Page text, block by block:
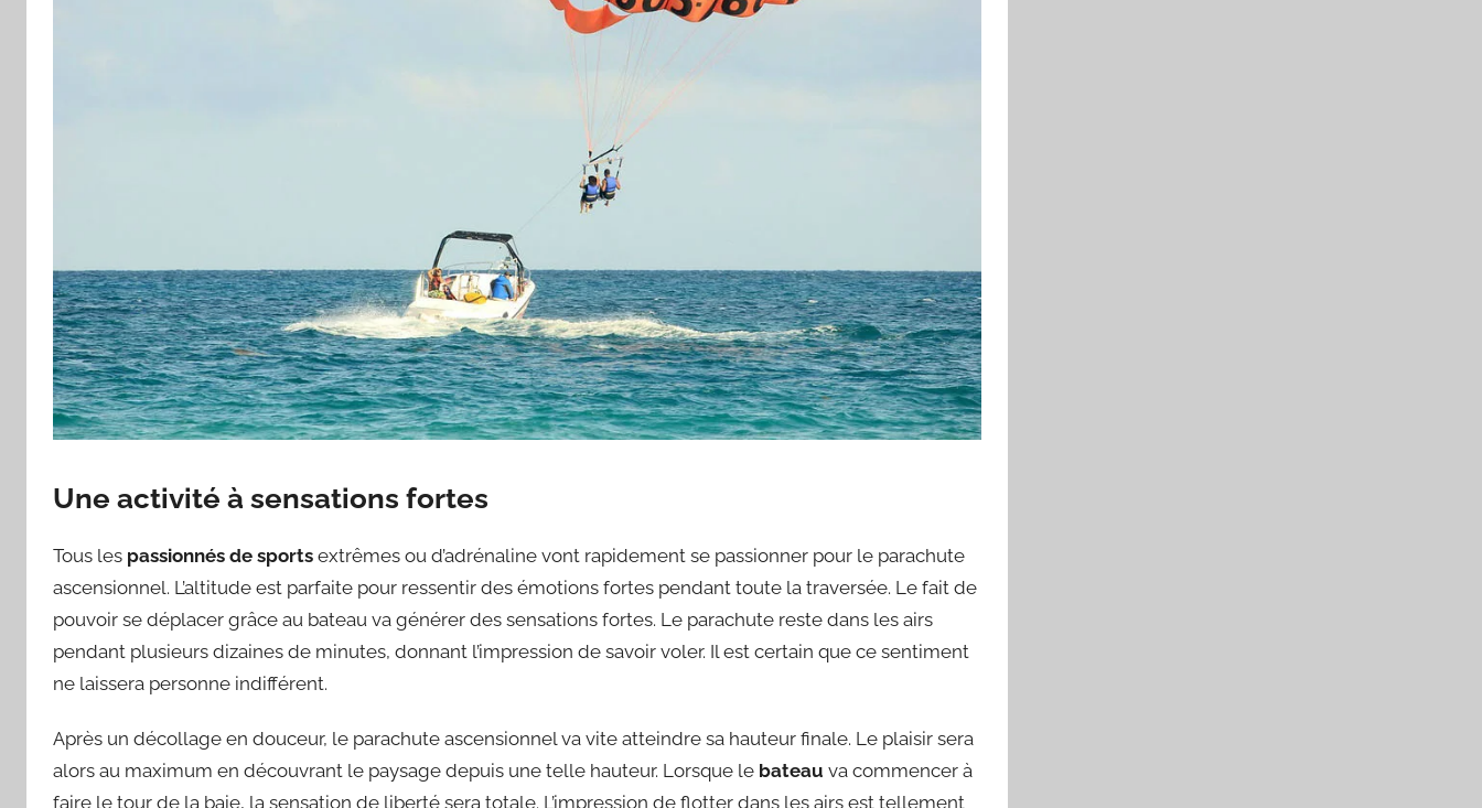
Une activité à sensations fortes
Tous les passionnés de sports extrêmes ou d’adrénaline vont rapidement se passionner pour le parachute
ascensionnel. L’altitude est parfaite pour ressentir des émotions fortes pendant toute la traversée. Le fait de
pouvoir se déplacer grâce au bateau va générer des sensations fortes. Le parachute reste dans les airs
pendant plusieurs dizaines de minutes, donnant l’impression de savoir voler. Il est certain que ce sentiment
ne laissera personne indifférent.
Après un décollage en douceur, le parachute ascensionnel va vite atteindre sa hauteur finale. Le plaisir sera
alors au maximum en découvrant le paysage depuis une telle hauteur. Lorsque le bateau va commencer à
faire le tour de la baie, la sensation de liberté sera totale. L’impression de flotter dans les airs est tellement